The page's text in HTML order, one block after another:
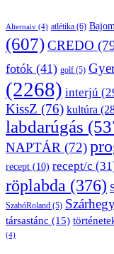
Alternaiv (4) atlétika (6)
(607)CREDO
fotók (41) golf (5)
(2268) interjú
KissZ (76) kultúra
labdarúgás
NAPTÁR (72)
recept (10) recept/c
röplabda (376)
SzabóRoland (5)
társastánc (15)
(4)